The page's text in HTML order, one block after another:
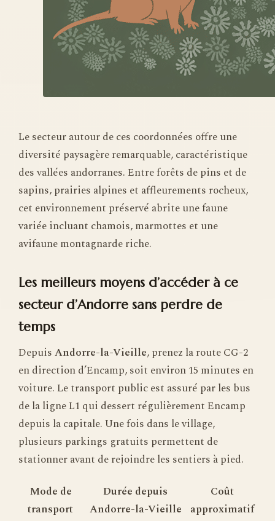
Le secteur autour de ces coordonnées offre une
diversité paysagère remarquable, caractéristique
des vallées andorranes. Entre forêts de pins et de
sapins, prairies alpines et affleurements rocheux,
cet environnement préservé abrite une faune
variée incluant chamois, marmottes et une
avifaune montagnarde riche.
Les meilleurs moyens d’accéder à ce
secteur d’Andorre sans perdre de
temps
DepuisAndorre-la-Vieille, prenez la route CG-2
en direction d’Encamp, soit environ 15 minutes en
voiture. Le transport public est assuré par les bus
de la ligne L1 qui dessert régulièrement Encamp
depuis la capitale. Une fois dans le village,
plusieurs parkings gratuits permettent de
stationner avant de rejoindre les sentiers à pied.
Mode de
transport
Durée depuis
Andorre-la-Vieille
Coût
approximatif